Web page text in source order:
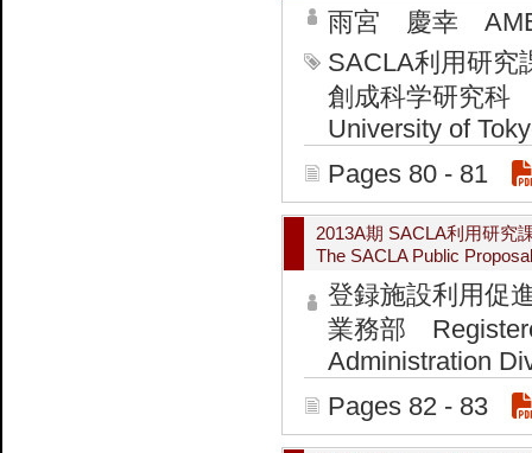
雨宮 慶幸
SACLA利用研
創成科学研究科
University of
Pages 80 - 81
2013A期 SACLA利用研究
The SACLA Public
登録施設利用促
業務部
Administration
Pages 82 - 83